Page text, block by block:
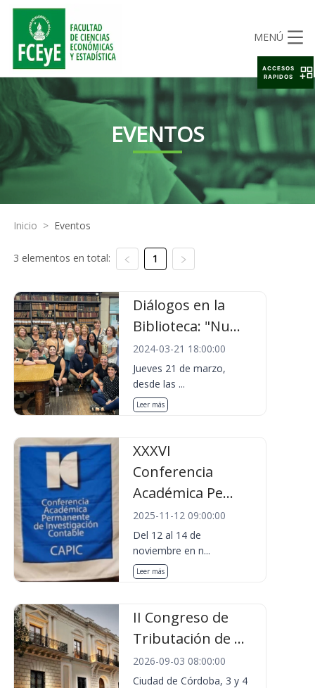
MENÚ
EVENTOS
Inicio > Eventos
3 elementos en total: 1
Diálogos en la
Biblioteca: "Nu...
2024-03-21 18:00:00
Jueves 21 de marzo,
desde las ...
Leer más
XXXVI
Conferencia
Académica Pe...
2025-11-12 09:00:00
Del 12 al 14 de
noviembre en n...
Leer más
II Congreso de
Tributación de ...
2026-09-03 08:00:00
Ciudad de Córdoba, 3 y 4
ACCESOS
RAPIDOS